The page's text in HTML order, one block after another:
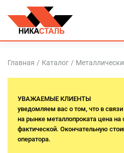
Главная / Каталог /
УВАЖАЕМЫЕ КЛИЕНТЫ
уведомляем вас о том, что в
на рынке металлопроката цена на
фактической. Окончательную
оператора.